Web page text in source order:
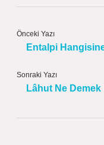
Önceki Yazı
Entalpi
Sonraki Yazı
Lâhut Ne Demek